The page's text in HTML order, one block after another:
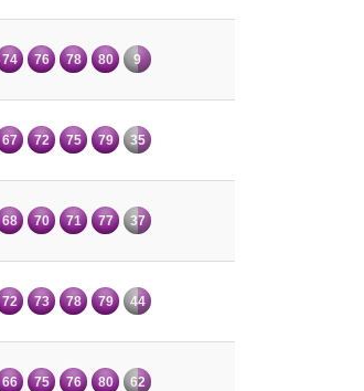
74 76 78 80 9
67 72 75 79 35
68 70 71 77 37
72 73 78 79 44
66 75 76 80 62